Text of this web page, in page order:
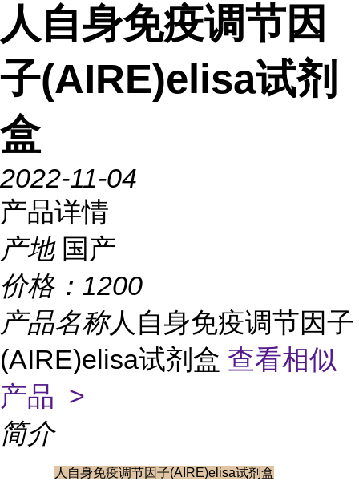
人自身免疫调节因
子(AIRE)elisa试剂
盒
2022-11-04
产品详情
产地 国产
价格： 1200
产品名称人自身免疫调节因子
(AIRE)elisa试剂盒 查看相似
产品 >
简介
人自身免疫调节因子(AIRE)elisa试剂盒